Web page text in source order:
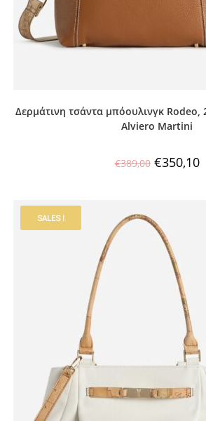
Δερμάτινη τσάντα μπόουλινγκ Rodeo,
Alviero Martini
€389,00 €350,10
SALES !